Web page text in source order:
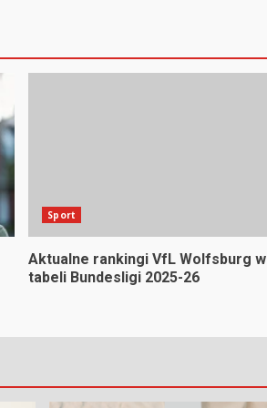
Sport
Aktualne rankingi VfL Wolfsburg w
tabeli Bundesligi 2025-26